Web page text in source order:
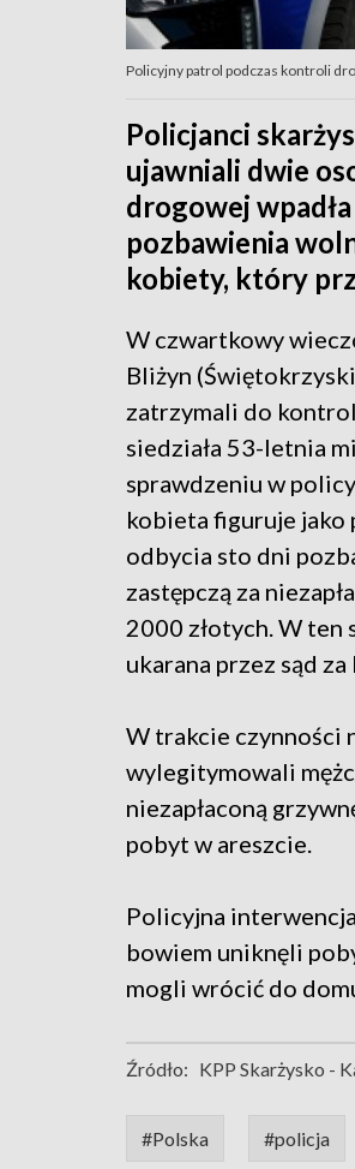
Policyjny patrol podczas kontroli
Policjanci
ujawniali dwie
drogowej
pozbawienia
kobiety, który
W czwartkowy
Bliżyn
zatrzymali do
siedziała 53-letnia
sprawdzeniu w
kobieta figuruje jako
odbycia sto dni
zastępczą za
2000 złotych. W ten
ukarana przez sąd
W trakcie czynności
wylegitymowali
niezapłaconą
pobyt w areszcie.
Policyjna
bowiem uniknęli
mogli wrócić do
Źródło: KPP Skarżysko -
#Polska #policja